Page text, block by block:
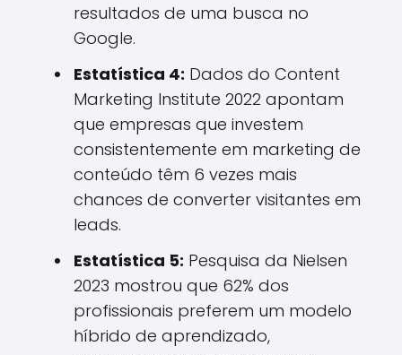
resultados de uma busca no
Google.
Estatística 4: Dados do Content
Marketing Institute 2022 apontam
que empresas que investem
consistentemente em marketing de
conteúdo têm 6 vezes mais
chances de converter visitantes em
leads.
Estatística 5: Pesquisa da Nielsen
2023 mostrou que 62% dos
profissionais preferem um modelo
híbrido de aprendizado,